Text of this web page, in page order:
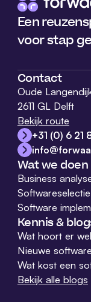
Een
voor stap
Contact
Oude
2611 GL Delft
Bekijk route
+31 (0) 6 21
Wat we doen
Business
Softwareselectie
Software
Kennis &
Nieuwe
Wat kost een
Bekijk alle blogs